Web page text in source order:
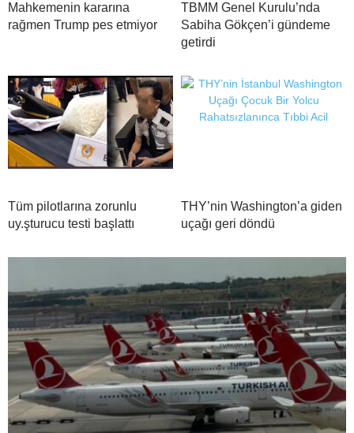
Mahkemenin kararına
rağmen Trump pes etmiyor
TBMM Genel Kurulu’nda
Sabiha Gökçen’i gündeme
getirdi
Tüm pilotlarına zorunlu
uy.şturucu testi başlattı
THY’nin Washington’a giden
uçağı geri döndü